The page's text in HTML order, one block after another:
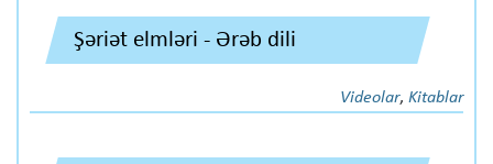
Şəriət elmləri - Ərəb dili
Videolar, Kitablar